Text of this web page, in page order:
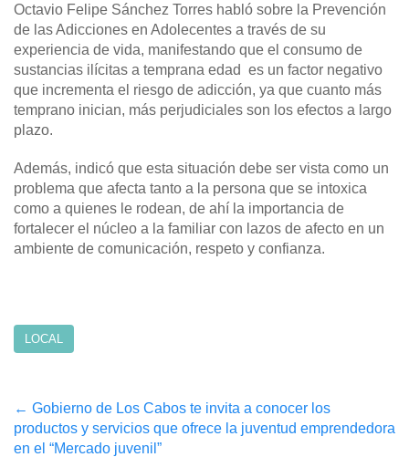
Octavio Felipe Sánchez Torres habló sobre la Prevención
de las Adicciones en Adolecentes a través de su
experiencia de vida, manifestando que el consumo de
sustancias ilícitas a temprana edad es un factor negativo
que incrementa el riesgo de adicción, ya que cuanto más
temprano inician, más perjudiciales son los efectos a largo
plazo.
Además, indicó que esta situación debe ser vista como un
problema que afecta tanto a la persona que se intoxica
como a quienes le rodean, de ahí la importancia de
fortalecer el núcleo a la familiar con lazos de afecto en un
ambiente de comunicación, respeto y confianza.
LOCAL
Post
navigation
← Gobierno de Los Cabos te invita a conocer los
productos y servicios que ofrece la juventud emprendedora
en el “Mercado juvenil”